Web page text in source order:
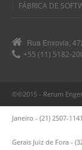
FÁBRICA DE
Rua Enxovia,
+55 (11) 5182-
©©2015 - Rerum
Janeiro - (21) 2507-
Gerais Juiz de Fora -